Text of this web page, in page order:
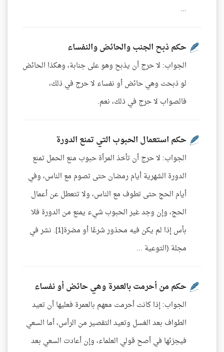
...
حكم ذبح الجنب والحائض والنفساء
الجواب: لا حرج أن يذبح وهو على جنابة، وهكذا الحائض
لو ذبحت وهي حائض أو نفساء لا حرج في ذلك،
فالصواب لا حرج في ذلك، نعم.
حكم استعمال الحبوب التي تمنع الدورة
الجواب: لا حرج أن تأخذ المرأة حبوب منع الحمل تمنع
الدورة الشهرية أيام رمضان حتى تصوم مع الناس، وفي
أيام الحج حتى تطوف مع الناس، ولا تتعطل عن أعمال
الحج، وإن وجد غير الحبوب شيء يمنع من الدورة فلا
بأس إذا لم يكن فيه محذور شرعًا أو مضرة[1]. نشر في
مجلة (التوعية ...
حكم من أحرمت بالعمرة وهي حائض أو نفساء
الجواب: إذا كانت أحرمت معهم بالعمرة فعليها أن تعيد
الطواف بعد الغسل وتعيد التقصير من الرأس، أما السعي
فيجزئها في أصح قولي العلماء، وإن أعادت السعي بعد